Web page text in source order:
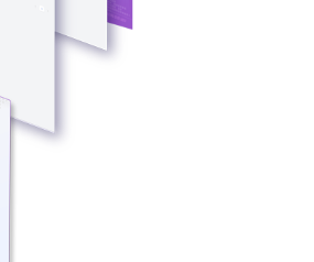
学介绍 >>